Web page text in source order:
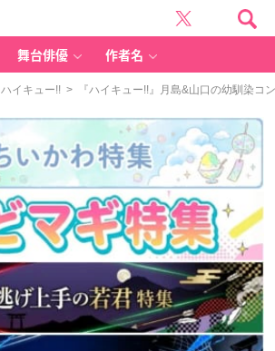
舞台俳優 作者名
ハイキュー!! > 『ハイキュー!!』月島&山口の幼馴染コ